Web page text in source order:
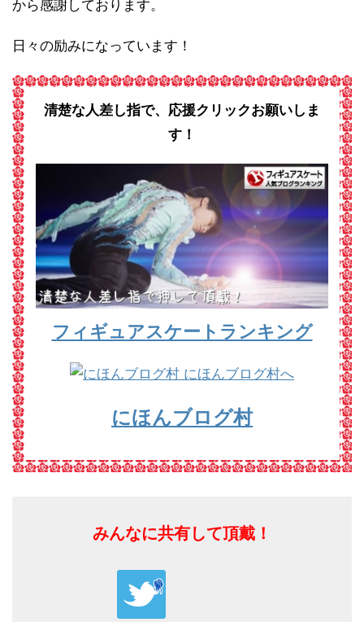
から感謝しております。
日々の励みになっています！
清楚な人差し指で、応援クリックお願いしま
す！
フィギュアスケートランキング
にほんブログ村
みんなに共有して頂戴！